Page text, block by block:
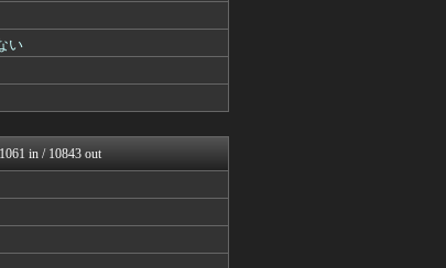
｜ガン...
ジャンプ放送局
ローNEWS
言えばForYou
^～こころがぴょんぴょ...
キュアのまとめ
｜ガン...
い
1061 in / 10843 out